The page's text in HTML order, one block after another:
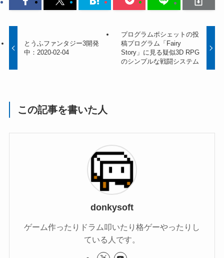
とうふファンタジー3開発
中：2020-02-04
プログラムポシェットの投
稿プログラム「Fairy
Story」に見る疑似3D RPG
のシンプルな戦闘システム
この記事を書いた人
donkysoft
ゲーム作ったりドラム叩いたり格ゲーやったりし
ている人です。